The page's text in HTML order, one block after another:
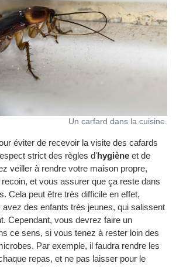
Un carfard dans la cuisine.
éviter de recevoir la visite des cafards
strict des règles d'hygiène et de
veiller à rendre votre maison propre,
et vous assurer que ça reste dans
Cela peut être très difficile en effet,
des enfants très jeunes, qui salissent
Cependant, vous devrez faire un
ce sens, si vous tenez à rester loin des
Par exemple, il faudra rendre les
repas, et ne pas laisser pour le